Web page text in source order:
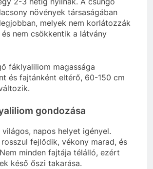
növények társaságában
melyek nem korlátozzák
nem csökkentik a látvány
fáklyaliliom magassága
és fajtánként eltérő, 60-150 cm
gondozása
napos helyet igényel.
rosszul fejlődik, vékony marad, és
minden fajtája télálló, ezért
késő őszi takarása.